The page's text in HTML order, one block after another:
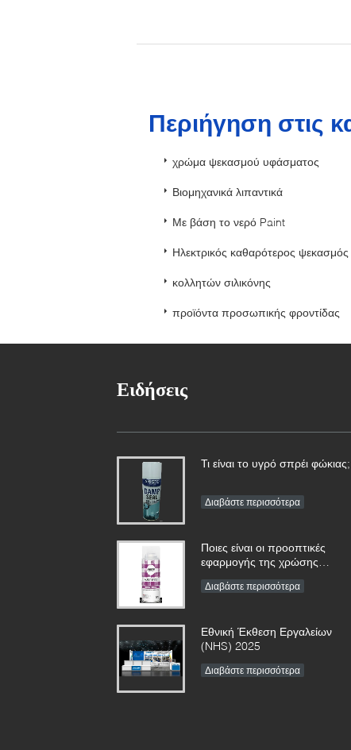
Περιήγηση στις
χρώμα ψεκασμού υφάσματος
Βιομηχανικά λιπαντικά
Με βάση το νερό Paint
Ηλεκτρικός καθαρότερος ψεκασμός
κολλητών σιλικόνης
προϊόντα προσωπικής φροντίδας
Ειδήσεις
Τι είναι το υγρό σπρέι φώκιας;
Διαβάστε περισσότερα
Ποιες είναι οι προοπτικές
εφαρμογής της χρώσης
Διαβάστε περισσότερα
Εθνική Έκθεση Εργαλείων
(NHS) 2025
Διαβάστε περισσότερα